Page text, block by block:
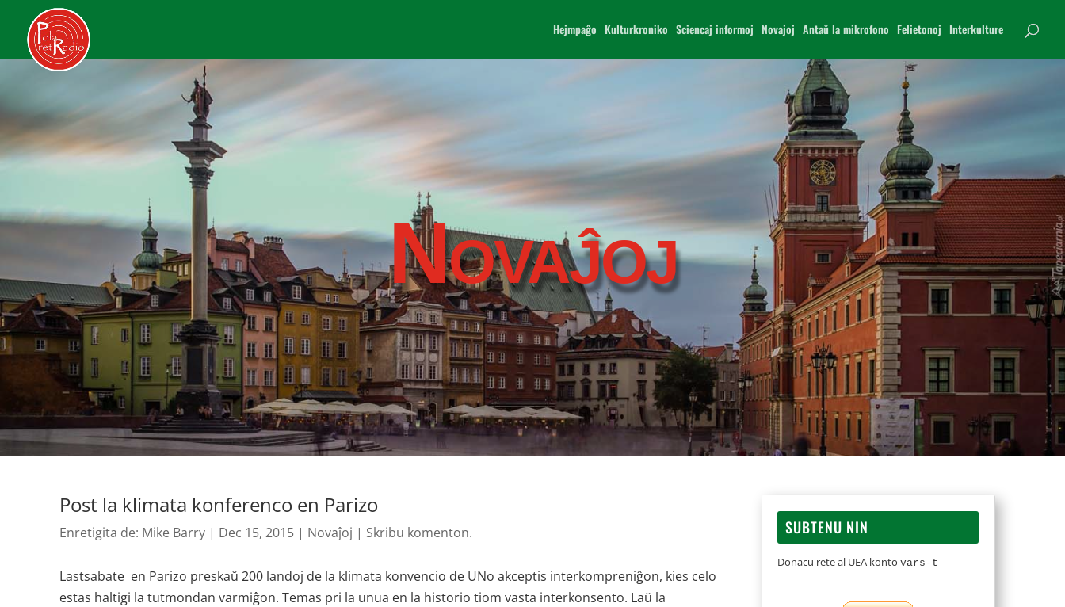
Hejmpaĝo Kulturkroniko Sciencaj informoj Novajoj Antaŭ la mikrofono Felietonoj Interkulture
Novaĵoj
Post la klimata konferenco en Parizo
Enretigita de: Mike Barry| Dec 15, 2015| Novaĵoj | Skribu komenton.
Lastsabate en Parizo preskaŭ 200 landoj de la klimata konvencio de UNo akceptis interkompreniĝon, kies celo
estas haltigi la tutmondan varmiĝon. Temas pri la unua en la historio tiom vasta interkonsento. Laŭ la
SUBTENU NIN
Donacu rete al UEA konto vars-t